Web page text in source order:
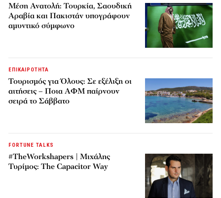
Μέση Ανατολή: Τουρκία, Σαουδική
Αραβία και Πακιστάν υπογράφουν
αμυντικό σύμφωνο
ΕΠΙΚΑΙΡΟΤΗΤΑ
Τουρισμός για Όλους: Σε εξέλιξη οι
αιτήσεις – Ποια ΑΦΜ παίρνουν
σειρά το Σάββατο
FORTUNE TALKS
#TheWorkshapers | Μιχάλης
Τυρίμος: The Capacitor Way